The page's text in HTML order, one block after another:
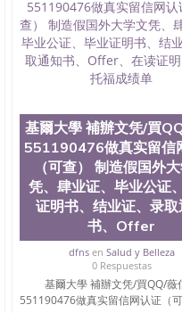
单文凭、改成绩、教育部学
作、假制作、办理、仿制学
证明、使馆留学回国人员证
位认证、英国文凭学历、美
微信：551190476 圣何塞
（San Jose State
（San Jose State
（San Jose State University
Jose State University）圣
University）圣何塞州
University）圣何塞州立
University）圣何塞州立大学
）圣何塞州立大学（San
塞州立大学（San Jose
学位证（San Jose State
学位证（San Jose State
Jose State University）圣
基爾大學 補辦文凭/買
551190476做真实留信
（可查） 制造假国外
凭、肆业证、毕业公证
证明书、结业证、录取
书、Offer
dfnsen Salud y Belleza
0 Respuestas
基爾大學 補辦文凭/買QQ/薇
551190476做真实留信网认证（